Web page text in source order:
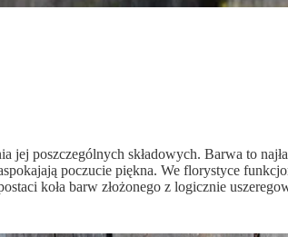
poszczególnych składowych. Barwa to
poczucie piękna. We florystyce
koła barw złożonego z logicznie